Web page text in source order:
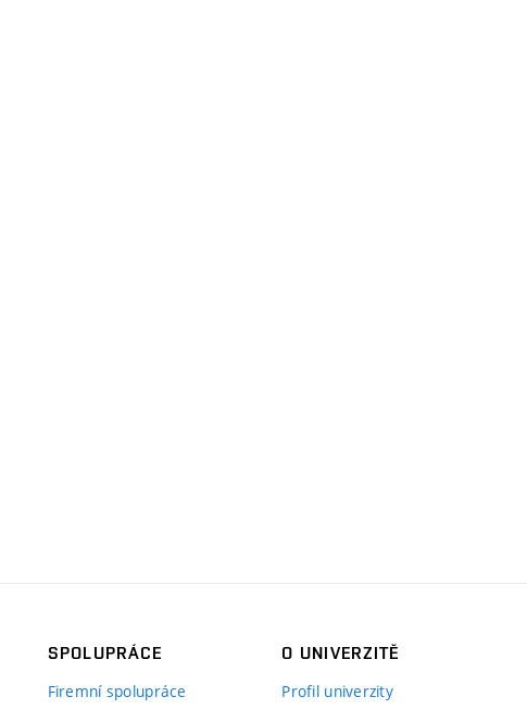
SPOLUPRÁCE
Firemní spolupráce
O UNIVERZITĚ
Profil univerzity